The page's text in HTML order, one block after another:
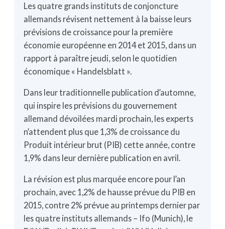
Les quatre grands instituts de conjoncture
allemands révisent nettement à la baisse leurs
prévisions de croissance pour la première
économie européenne en 2014 et 2015, dans un
rapport à paraître jeudi, selon le quotidien
économique « Handelsblatt ».
Dans leur traditionnelle publication d’automne,
qui inspire les prévisions du gouvernement
allemand dévoilées mardi prochain, les experts
n’attendent plus que 1,3% de croissance du
Produit intérieur brut (PIB) cette année, contre
1,9% dans leur dernière publication en avril.
La révision est plus marquée encore pour l’an
prochain, avec 1,2% de hausse prévue du PIB en
2015, contre 2% prévue au printemps dernier par
les quatre instituts allemands – Ifo (Munich), le